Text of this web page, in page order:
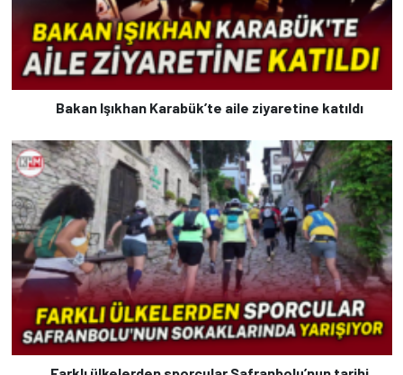
Bakan Işıkhan Karabük’te aile ziyaretine katıldı